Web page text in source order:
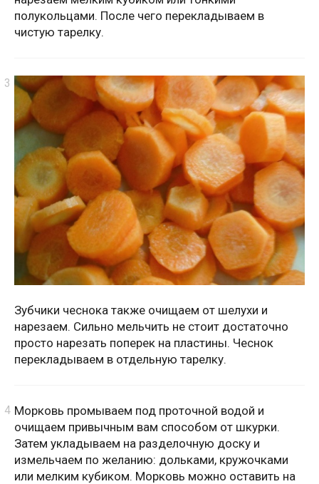
полукольцами. После чего перекладываем в
чистую тарелку.
Зубчики чеснока также очищаем от шелухи и
нарезаем. Сильно мельчить не стоит достаточно
просто нарезать поперек на пластины. Чеснок
перекладываем в отдельную тарелку.
Морковь промываем под проточной водой и
очищаем привычным вам способом от шкурки.
Затем укладываем на разделочную доску и
измельчаем по желанию: дольками, кружочками
или мелким кубиком. Морковь можно оставить на